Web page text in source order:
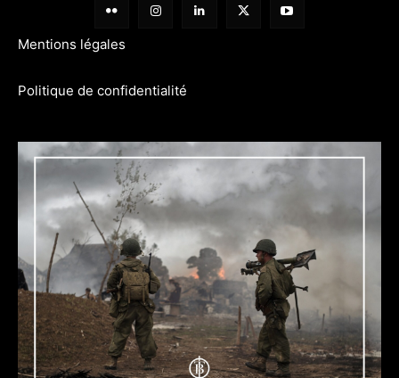
Mentions légales
Politique de confidentialité